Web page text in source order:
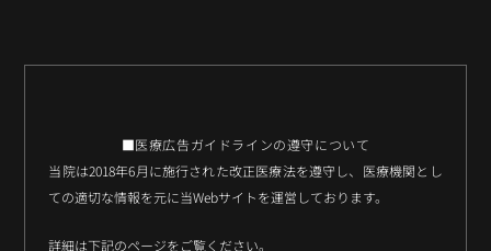
■医療広告ガイドラインの遵守について
当院は2018年6月に施行された改正医療法を遵守し、医療機関とし
ての適切な情報を元に当Webサイトを運営しております。
詳細は下記のページをご覧ください。